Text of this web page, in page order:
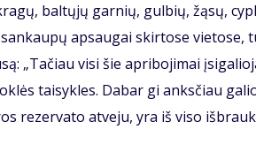
bal­tų­jų gar­nių, gul­bių, žą­sų,
ap­sau­gai skir­to­se vie­to­se,
„Ta­čiau vi­si šie ap­ri­bo­ji­mai
tai­syk­les. Da­bar gi anks­čiau
re­zer­va­to at­ve­ju, yra iš vi­so